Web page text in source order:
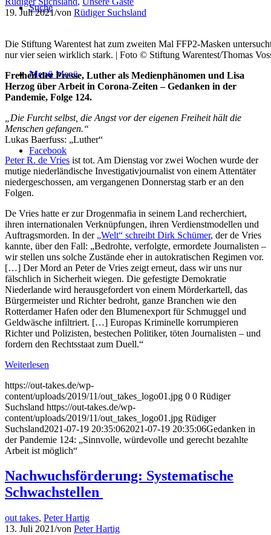
Suche
Menü Menü
Facebook
19. Juli 2021/von Rüdiger Suchsland
Die Stiftung Warentest hat zum zweiten Mal FFP2-Masken
nur vier seien wirklich stark. | Foto © Stiftung Warentest/Thomas
Freiheit der Presse, Luther als Medienphänomen und Lisa
Herzog über Arbeit in Corona-Zeiten – Gedanken in der
Pandemie, Folge 124.
„Die Furcht selbst, die Angst vor der eigenen Freiheit hält die
Menschen gefangen.“
Lukas Baerfuss: „Luther“
Peter R. de Vries ist tot. Am Dienstag vor zwei Wochen wurde der
mutige niederländische Investigativjournalist von einem Attentäter
niedergeschossen, am vergangenen Donnerstag starb er an den
Folgen.
De Vries hatte er zur Drogenmafia in seinem Land recherchiert,
ihren internationalen Verknüpfungen, ihren Verdienstmodellen und
Auftragsmorden. In der „Welt“ schreibt Dirk Schümer, der de Vries
kannte, über den Fall: „Bedrohte, verfolgte, ermordete Journalisten –
wir stellen uns solche Zustände eher in autokratischen Regimen vor.
[…] Der Mord an Peter de Vries zeigt erneut, dass wir uns nur
fälschlich in Sicherheit wiegen. Die gefestigte Demokratie
Niederlande wird herausgefordert von einem Mörderkartell, das
Bürgermeister und Richter bedroht, ganze Branchen wie den
Rotterdamer Hafen oder den Blumenexport für Schmuggel und
Geldwäsche infiltriert. […] Europas Kriminelle korrumpieren
Richter und Polizisten, bestechen Politiker, töten Journalisten – und
fordern den Rechtsstaat zum Duell.“
Weiterlesen
https://out-takes.de/wp-
content/uploads/2019/11/out_takes_logo01.jpg 0 0 Rüdiger
Suchsland https://out-takes.de/wp-
content/uploads/2019/11/out_takes_logo01.jpg Rüdiger
Suchsland2021-07-19 20:35:062021-07-19 20:35:06Gedanken in
der Pandemie 124: „Sinnvolle, würdevolle und gerecht bezahlte
Arbeit ist möglich“
Nachwuchsförderung: Systematische
Schwachstellen
out takes, Peter Hartig
13. Juli 2021/von Peter Hartig